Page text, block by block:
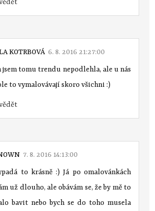
KOTRBOVÁ 6. 8. 2016 21:27:00
jsem tomu trendu nepodlehla, ale u nás
to vymalovávají skoro všichni :)
7. 8. 2016 14:13:00
to krásně :) Já po omalovánkách
už dlouho, ale obávám se, že by mě to
bavit nebo bych se do toho musela